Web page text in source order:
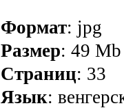
Формат: jpg
Размер: 49 Mb
Cтраниц: 33
Язык: